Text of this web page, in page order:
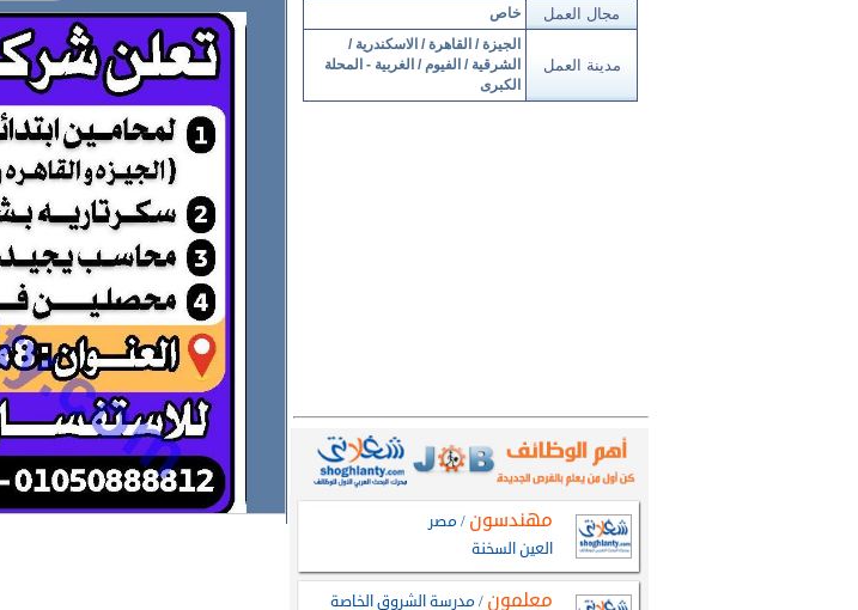
خاص مجال العمل
الجيزة / القاهرة / الاسكندرية /
الشرقية / الفيوم / الغربية - المحلة
الكبرى
مدينة العمل